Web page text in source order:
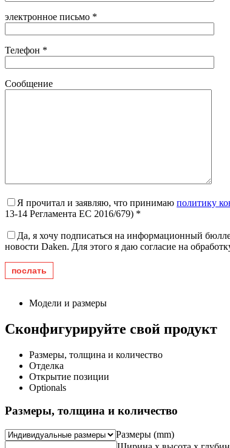
электронное письмо *
Телефон *
Сообщение
Я прочитал и заявляю, что принимаю политику
13-14 Регламента ЕС 2016/679) *
Да, я хочу подписаться на информационный
новости Daken. Для этого я даю согласие на
Модели и размеры
Сконфигурируйте свой продукт
Размеры, толщина и количество
Отделка
Открытие позиции
Optionals
Размеры, толщина и количество
Размеры (mm)